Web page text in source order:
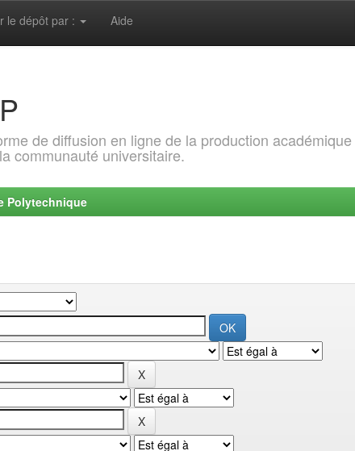
le dépôt par : Aide
de diffusion en ligne de la production
communauté universitaire.
Polytechnique